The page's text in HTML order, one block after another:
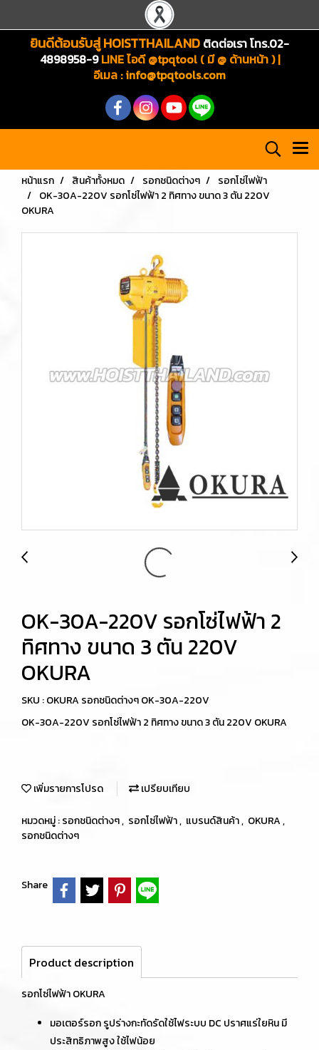
ยินดีต้อนรับสู่ HOISTTHAILAND ติดต่อเรา โทร.02-
4898958-9LINE ไอดี @tpqtool ( มี @ ด้านหน้า ) |
อีเมล :info@tpqtools.com
หน้าแรก สินค้าทั้งหมด รอกชนิดต่างๆ
รอกโซ่ไฟฟ้า
OK-30A-220V รอกโซ่ไฟฟ้า 2 ทิศทาง ขนาด 3 ตัน 220V
OKURA
OK-30A-220V รอกโซ่ไฟฟ้า 2
ทิศทาง ขนาด 3 ตัน 220V
OKURA
SKU : OKURA รอกชนิดต่างๆ OK-30A-220V
OK-30A-220V รอกโซ่ไฟฟ้า 2 ทิศทาง ขนาด 3 ตัน 220V OKURA
เพิ่มรายการโปรด เปรียบเทียบ
หมวดหมู่ :รอกชนิดต่างๆ, รอกโซ่ไฟฟ้า, แบรนด์สินค้า, OKURA,
รอกชนิดต่างๆ
Share
Product description
รอกโซ่ไฟฟ้า OKURA
มอเตอร์รอก รูปร่างกะทัดรัดใช้ไฟระบบ DC ปราศแร่ใยหิน มี
ประสิทธิภาพสูง ใช้ไฟน้อย